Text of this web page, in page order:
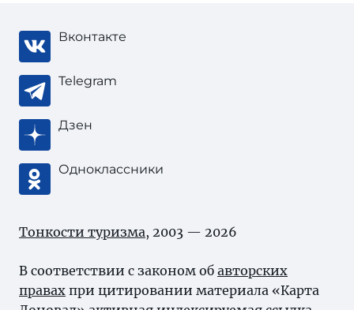
Вконтакте
Telegram
Дзен
Одноклассники
Тонкости туризма, 2003 — 2026
В соответствии с законом об авторских
правах при цитировании материала «Карта